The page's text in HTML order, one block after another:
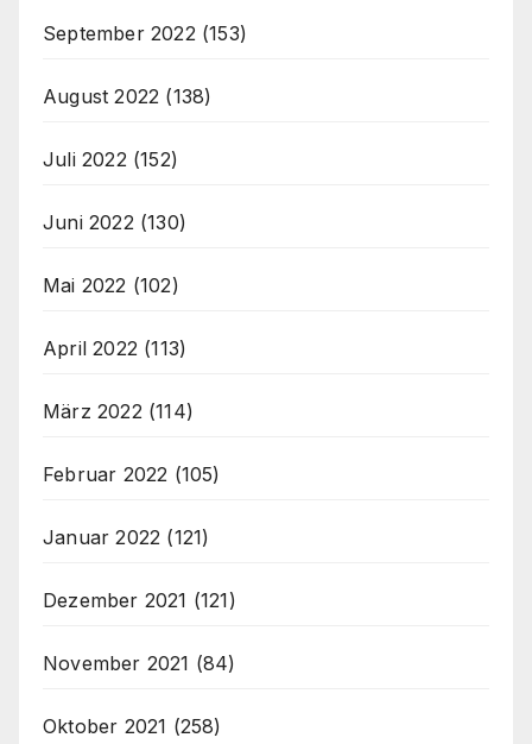
September 2022 (153)
August 2022 (138)
Juli 2022 (152)
Juni 2022 (130)
Mai 2022 (102)
April 2022 (113)
März 2022 (114)
Februar 2022 (105)
Januar 2022 (121)
Dezember 2021 (121)
November 2021 (84)
Oktober 2021 (258)